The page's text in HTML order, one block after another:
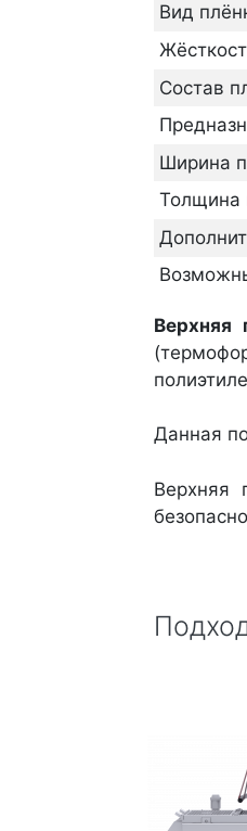
Вид
Состав
Ширина
Толщина
Верхняя
Данная
Верхняя